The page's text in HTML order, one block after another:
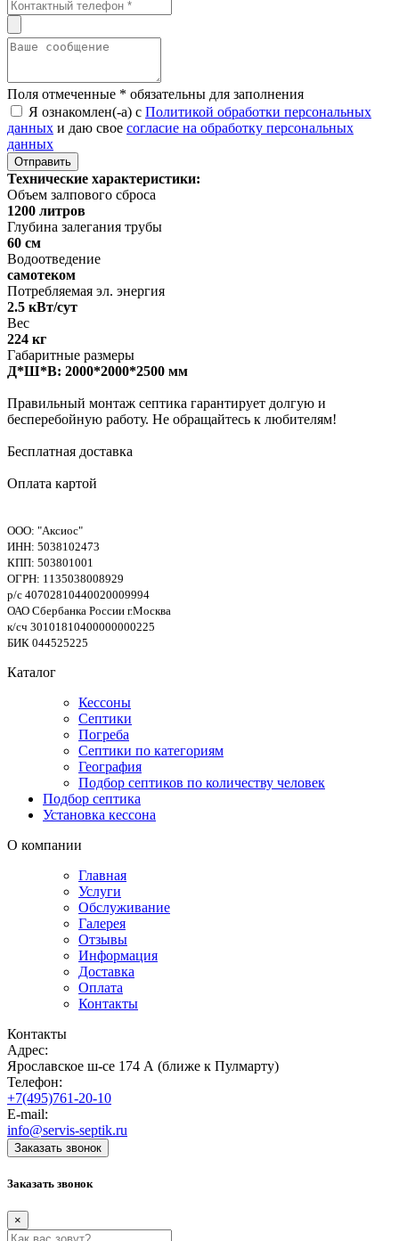
Поля отмеченные * обязательны для заполнения
Я ознакомлен(-а) с Политикой обработки персональных
данных и даю свое согласие на обработку персональных
данных
Технические характеристики:
Объем залпового сброса
1200 литров
Глубина залегания трубы
60 см
Водоотведение
самотеком
Потребляемая эл. энергия
2.5 кВт/сут
Вес
224 кг
Габаритные размеры
Д*Ш*В: 2000*2000*2500 мм
Правильный монтаж септика гарантирует долгую и
бесперебойную работу. Не обращайтесь к любителям!
Бесплатная доставка
Оплата картой
ООО: "Аксиос"
ИНН: 5038102473
КПП: 503801001
ОГРН: 1135038008929
р/с 40702810440020009994
ОАО Сбербанка России г.Москва
к/сч 30101810400000000225
БИК 044525225
Каталог
Кессоны
Септики
Погреба
Септики по категориям
География
Подбор септиков по количеству человек
Подбор септика
Установка кессона
О компании
Главная
Услуги
Обслуживание
Галерея
Отзывы
Информация
Доставка
Оплата
Контакты
Контакты
Адрес:
Ярославское ш-се 174 А (ближе к Пулмарту)
Телефон:
+7(495)761-20-10
E-mail:
info@servis-septik.ru
Заказать звонок
Заказать звонок
×